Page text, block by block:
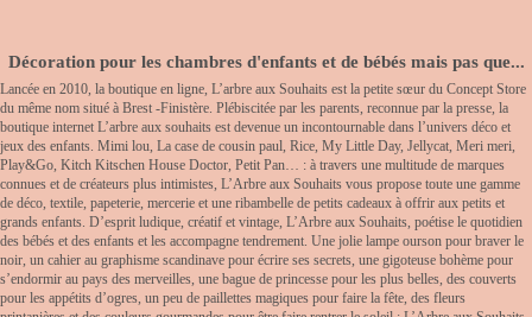
Décoration pour les chambres d'enfants et de bébés mais pas que...
Lancée en 2010, la boutique en ligne, L’arbre aux Souhaits est la petite sœur du Concept Store
du même nom situé à Brest -Finistère. Plébiscitée par les parents, reconnue par la presse, la
boutique internet L’arbre aux souhaits est devenue un incontournable dans l’univers déco et
jeux des enfants. Mimi lou, La case de cousin paul, Rice, My Little Day, Jellycat, Meri meri,
Play&Go, Kitch Kitschen House Doctor, Petit Pan… : à travers une multitude de marques
connues et de créateurs plus intimistes, L’Arbre aux Souhaits vous propose toute une gamme
de déco, textile, papeterie, mercerie et une ribambelle de petits cadeaux à offrir aux petits et
grands enfants. D’esprit ludique, créatif et vintage, L’Arbre aux Souhaits, poétise le quotidien
des bébés et des enfants et les accompagne tendrement. Une jolie lampe ourson pour braver le
noir, un cahier au graphisme scandinave pour écrire ses secrets, une gigoteuse bohème pour
s’endormir au pays des merveilles, une bague de princesse pour les plus belles, des couverts
pour les appétits d’ogres, un peu de paillettes magiques pour faire la fête, des fleurs